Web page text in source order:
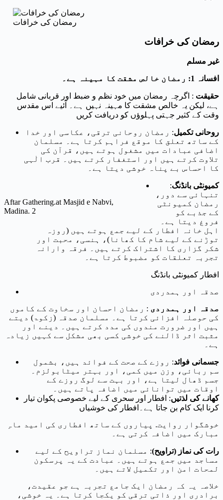
رمضان کی خرافات
رمضان کی خرافات
غیر مسلم
افسانہ 1: رمضان خالص مشقت کا مہینہ ہے۔
حقیقت : اگرچہ رمضان میں خود نظم و ضبط اور قربانی شامل
ہے، لیکن یہ خالص مشقت کا مہینہ نہیں ہے۔ آئیے اس مقدس
وقت کے کثیر جہتی پہلوؤں کو دریافت کریں
روحانی تکمیل: رمضان روحانی ترقی، عکاسی اور خدا
کے ساتھ تعلق کا موقع فراہم کرتا ہے۔ مسلمان
اضافی عبادات میں مشغول ہوتے ہیں، قرآن کی
تلاوت کرتے ہیں اور استغفار کرتے ہیں۔ قرب الٰہی
کا احساس بے پناہ خوشی دیتا ہے۔
Aftar Gathering.at Masjid e Nabvi,
Madina. 2
کمیونٹی بانڈنگ:
تنہائی سے دور،
رمضان کمیونٹی
کے جذبے کو
فروغ دیتا ہے۔
اہل خانہ افطار کے لیے جمع ہوتے ہیں (روزہ
توڑنے کے لیے شام کا کھانا)، ہنسی، محبت اور
شکر گزاری کا اشتراک کرتے ہیں۔ فرقہ وارانہ
تجربہ تعلقات کو مضبوط کرتا ہے۔
افطار کمیونٹی بانڈنگ
صدقہ اور ہمدردی
صدقہ اور ہمدردی : رمضان احسان اور سخاوت کے کاموں
کی حوصلہ افزائی کرتا ہے۔ مسلمان صدقہ (زکوۃ) دیتے
ہیں اور ضرورت مندوں کی مدد کرتے ہیں۔ دینے اور
مثبت اثر ڈالنے کی خوشی کسی بھی مشکل سے کہیں زیادہ
ہے۔
جسمانی فوائد: روزے کے صحت کے فوائد ہیں، بشمول
سم ربائی، وزن میں کمی، اور بہتر میٹابولزم۔
جسم ڈھال لیتا ہے، اور بہت سے لوگ روزے کے
اوقات میں توانائی میں اضافہ پاتے ہیں۔
کھانے کی لذتیں: افطار اور سحری کے لیے خصوصی پکوان تیار
کرنا ایک کام بن جاتا ہے۔افطار کی خوشیاں
خوشگوار روایت. پیاروں کے ساتھ افطاری کی امید ماہِ
مبارک میں اضافہ کرتی ہے۔
رات کی نماز (تراویح): مسلمان نماز تراویح کے لیے
مساجد میں جمع ہوتے ہیں۔ عبادت کے یہ پرسکون
لمحات امن اور تکمیل لاتے ہیں۔
خلاصہ یہ کہ رمضان ایک جامع تجربہ ہے جو عقیدت،
برادری اور ذاتی ترقی کو یکجا کرتا ہے۔ یہ خوشی،